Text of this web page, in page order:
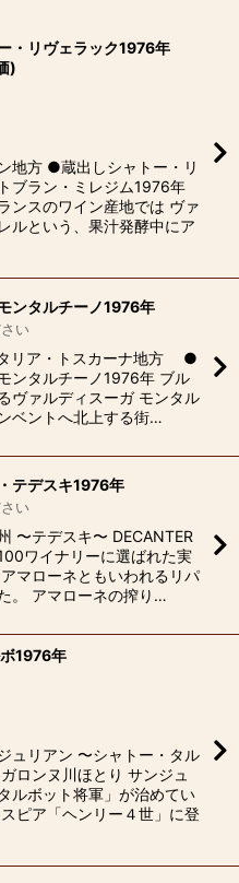
・リヴェラック1976年
)
地方 ●蔵出しシャトー・リ
ブラン・ミレジム1976年
ンスのワイン産地では ヴァ
ルという、果汁発酵中にア
ンタルチーノ1976年
い
リア・トスカーナ地方 ●
ンタルチーノ1976年 ブル
ヴァルディスーガ モンタル
ベントへ北上する街…
テデスキ1976年
い
〜テデスキ〜 DECANTER
ワイナリーに選ばれた実
マローネともいわれるリパ
。 アマローネの搾り…
1976年
ュリアン 〜シャトー・タル
ロンヌ川ほとり サンジュ
ルボット将軍」が治めてい
ピア「ヘンリー４世」に登